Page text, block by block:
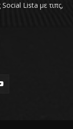
Lista με τιπς,